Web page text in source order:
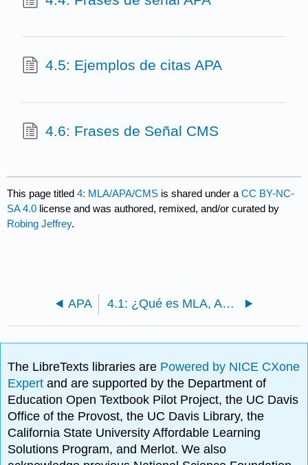
4.5: Ejemplos de citas APA
4.6: Frases de Señal CMS
This page titled4: MLA/APA/CMS is shared under aCC BY-NC-
SA 4.0 license and was authored, remixed, and/or curated by
Robing Jeffrey.
APA 4.1: ¿Qué es MLA, APA y CMS?
The LibreTexts libraries are Powered by NICE CXone
Expertand are supported by the Department of
Education Open Textbook Pilot Project, the UC Davis
Office of the Provost, the UC Davis Library, the
California State University Affordable Learning
Solutions Program, and Merlot. We also